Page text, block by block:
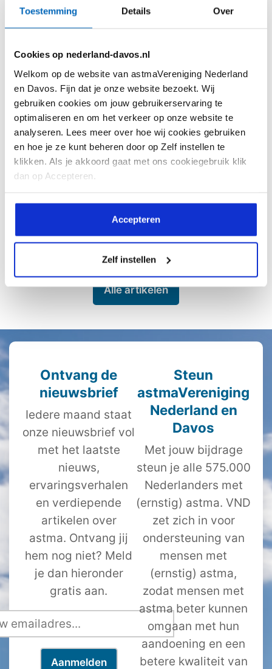
Toestemming Details Over
Cookies op nederland-davos.nl
Welkom op de website van astmaVereniging Nederland
en Davos. Fijn dat je onze website bezoekt. Wij
gebruiken cookies om jouw gebruikerservaring te
optimaliseren en om het verkeer op onze website te
analyseren. Lees meer over hoe wij cookies gebruiken
en hoe je ze kunt beheren door op Zelf instellen te
klikken. Als je akkoord gaat met ons cookiegebruik klik
dan op Accepteren.
Accepteren
Zelf instellen
Soms lijkt de liefde van één kant te komen…
Allergieën kies je niet!
Alle artikelen
Ontvang de
nieuwsbrief
Iedere maand staat
onze nieuwsbrief vol
met het laatste
nieuws,
ervaringsverhalen
en verdiepende
artikelen over
astma. Ontvang jij
hem nog niet? Meld
je dan hieronder
gratis aan.
Steun
astmaVereniging
Nederland en
Davos
Met jouw bijdrage
steun je alle 575.000
Nederlanders met
(ernstig) astma. VND
zet zich in voor
ondersteuning van
mensen met
(ernstig) astma,
zodat mensen met
astma beter kunnen
omgaan met hun
aandoening en een
betere kwaliteit van